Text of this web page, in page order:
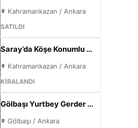
Kahramankazan / Ankara
SATILDI
Saray’da Köşe Konumlu Kiralık Fabrika | 1000 m² Kapalı Alan | 3 Kat Ofis | 100 kW
Kahramankazan / Ankara
KİRALANDI
Gölbaşı Yurtbey Gerder | 1815 m² | Göl Manzaralı | TOKİ Yakını Yatırımlık Arazi
Gölbaşı / Ankara